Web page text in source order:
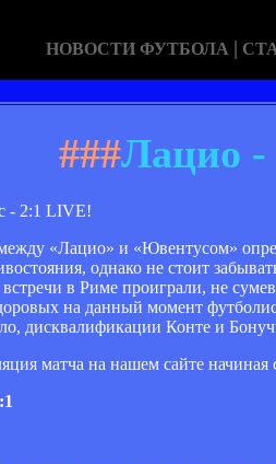
НОВОСТИ ФУТБОЛА |
###Лацио
«Лацио» и «Ювентусом»
однако не стоит
в Риме проиграли, не
на данный момент
дисквалификации Конте и
матча на нашем сайте начиная